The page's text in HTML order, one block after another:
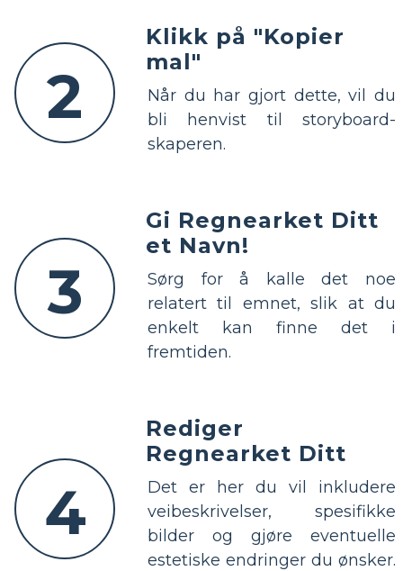
2
Klikk på "Kopier
mal"
Når du har gjort dette, vil du
bli henvist til storyboard-
skaperen.
3
Gi Regnearket Ditt
et Navn!
Sørg for å kalle det noe
relatert til emnet, slik at du
enkelt kan finne det i
fremtiden.
4
Rediger
Regnearket Ditt
Det er her du vil inkludere
veibeskrivelser, spesifikke
bilder og gjøre eventuelle
estetiske endringer du ønsker.